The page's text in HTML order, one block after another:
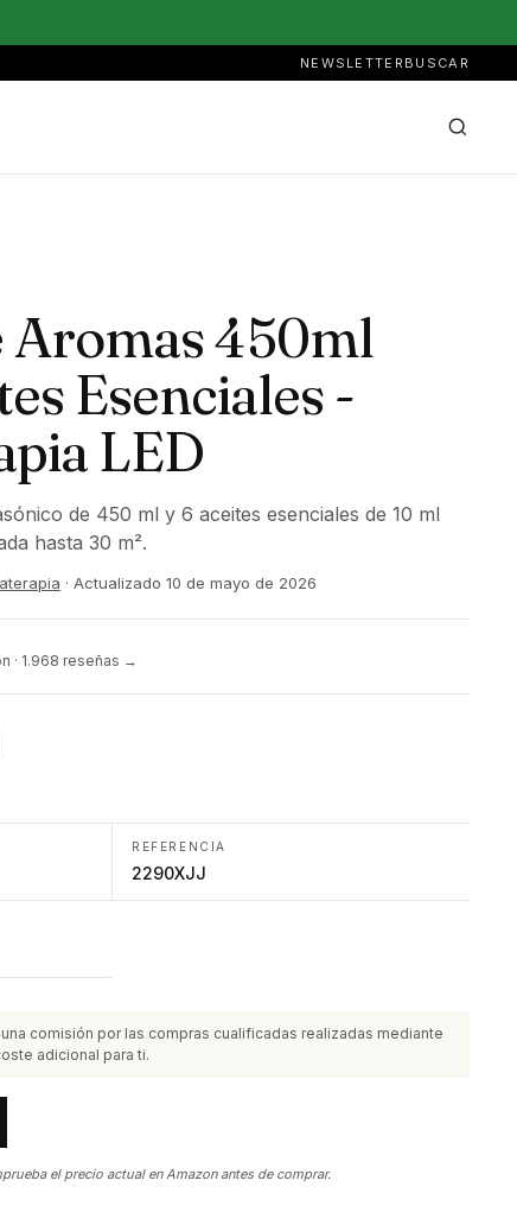
NEWSLETTER BUSCAR
Aromas 450ml
Esenciales -
LED
de 450 ml y 6 aceites esenciales de 10 ml
hasta 30 m².
· Actualizado 10 de mayo de 2026
· 1.968 reseñas →
REFERENCIA
2290XJJ
comisión por las compras cualificadas realizadas mediante
adicional para ti.
el precio actual en Amazon antes de comprar.